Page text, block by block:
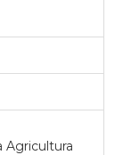
Agricultura